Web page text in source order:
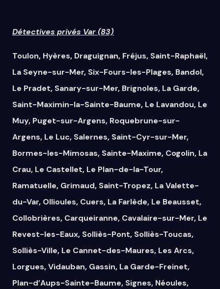
Détectives privés Var (83)
Toulon, Hyères, Draguignan, Fréjus, Saint-Raphaël,
La Seyne-sur-Mer, Six-Fours-les-Plages, Bandol,
Le Pradet, Sanary-sur-Mer, Brignoles, La Garde,
Saint-Maximin-la-Sainte-Baume, Le Lavandou, Le
Muy, Puget-sur-Argens, Roquebrune-sur-
Argens, Le Luc, Salernes, Saint-Cyr-sur-Mer,
Bormes-les-Mimosas, Sainte-Maxime, Cogolin, La
Crau, Le Castellet, Le Plan-de-la-Tour,
Ramatuelle, Grimaud, Saint-Tropez, La Valette-
du-Var, Ollioules, Cuers, La Farlède, Le Beausset,
Collobrières, Carqueiranne, Cavalaire-sur-Mer, Le
Revest-les-Eaux, Solliès-Pont, Solliès-Toucas,
Solliès-Ville, Le Cannet-des-Maures, Les Arcs,
Lorgues,Vidauban, Gassin, La Garde-Freinet,
Plan-d’Aups-Sainte-Baume, Signes, Néoules,